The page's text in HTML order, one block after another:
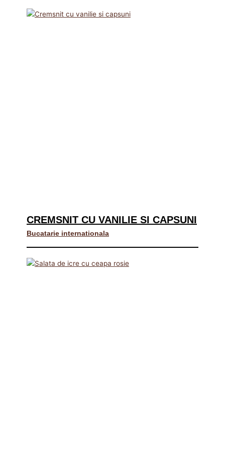
CREMSNIT CU VANILIE SI CAPSUNI
Bucatarie internationala